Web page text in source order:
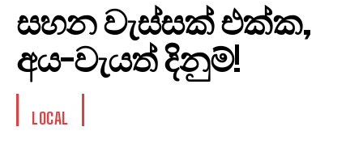
සහන වැස්සක් එක්ක,
අය-වැයත් දිනුම්!
LOCAL